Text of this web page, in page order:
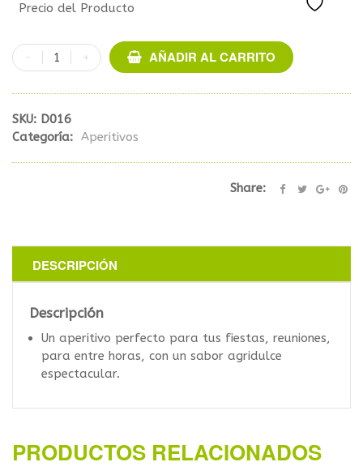
Precio del Producto
AÑADIR AL CARRITO
SKU: D016
Categoría: Aperitivos
Share:
DESCRIPCIÓN
Descripción
Un aperitivo perfecto para tus fiestas, reuniones,
para entre horas, con un sabor agridulce
espectacular.
PRODUCTOS RELACIONADOS